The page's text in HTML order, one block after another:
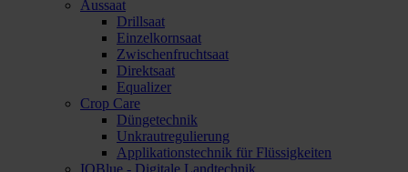
Aussaat
Drillsaat
Einzelkornsaat
Zwischenfruchtsaat
Direktsaat
Equalizer
Crop Care
Düngetechnik
Unkrautregulierung
Applikationstechnik für Flüssigkeiten
IQBlue - Digitale Landtechnik